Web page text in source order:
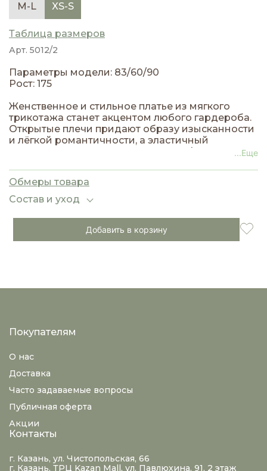
M-L XS-S
Таблица размеров
Добавить в корзину
Арт. 5012/2
Параметры модели: 83/60/90
Рост: 175
Женственное и стильное платье из мягкого
трикотажа станет акцентом любого гардероба.
Открытые плечи придают образу изысканности
и лёгкой романтичности, а эластичный
материал идеально подчёркивает фигуру и
позволяет легко создавать как повседневные,
так и вечерние образы.
...Еще
Обмеры товара
Состав и уход
Покупателям
О нас
Доставка
Часто задаваемые вопросы
Публичная оферта
Акции
Контакты
г. Казань, ул. Чистопольская, 66
г. Казань, ТРЦ Kazan Mall, ул. Павлюхина, 91, 2 этаж